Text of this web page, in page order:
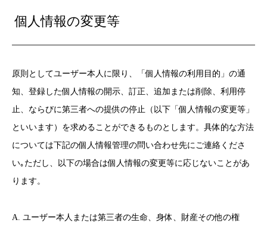
個人情報の変更等
原則としてユーザー本人に限り、「個人情報の利用目的」の通
知、登録した個人情報の開示、訂正、追加または削除、利用停
止、ならびに第三者への提供の停止（以下「個人情報の変更等」
といいます）を求めることができるものとします。具体的な方法
については下記の個人情報管理の問い合わせ先にご連絡くださ
い｡ただし、以下の場合は個人情報の変更等に応じないことがあ
ります。
A. ユーザー本人または第三者の生命、身体、財産その他の権